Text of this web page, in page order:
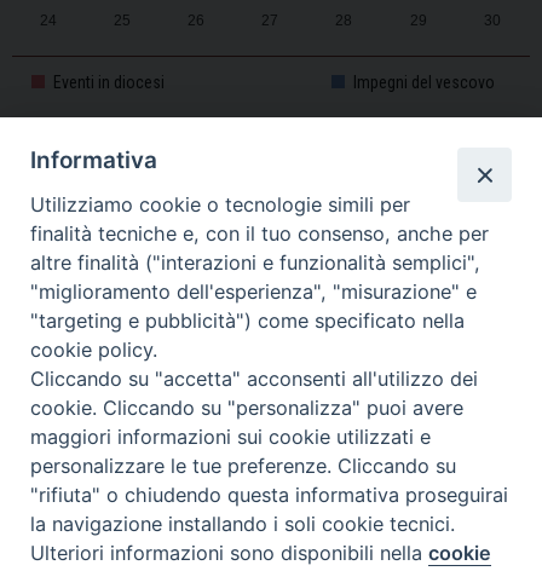
24 25 26 27 28 29 30
31 1 2 3 4 5 6
Eventi in diocesi Impegni del vescovo
CALENDARIO PASTORALE 2025-2026
Piazza Duomo, 11 - 27100 Pavia - Tel. 0382.386511 - Fax
0382.386525 -servizigenerali@diocesi.pavia.it -Privacy policy
Twitter
Preferenze Cookie
Informativa
Utilizziamo cookie o tecnologie simili per
finalità tecniche e, con il tuo consenso, anche per
altre finalità ("interazioni e funzionalità semplici",
"miglioramento dell'esperienza", "misurazione" e
"targeting e pubblicità") come specificato nella
cookie policy.
Cliccando su "accetta" acconsenti all'utilizzo dei
cookie. Cliccando su "personalizza" puoi avere
maggiori informazioni sui cookie utilizzati e
personalizzare le tue preferenze. Cliccando su
"rifiuta" o chiudendo questa informativa proseguirai
la navigazione installando i soli cookie tecnici.
Ulteriori informazioni sono disponibili nellacookie